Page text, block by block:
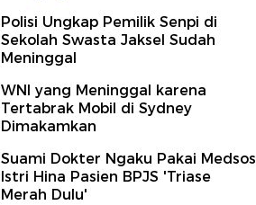
Polisi Ungkap Pemilik Senpi di
Sekolah Swasta Jaksel Sudah
Meninggal
WNI yang Meninggal karena
Tertabrak Mobil di Sydney
Dimakamkan
Suami Dokter Ngaku Pakai Medsos
Istri Hina Pasien BPJS 'Triase
Merah Dulu'